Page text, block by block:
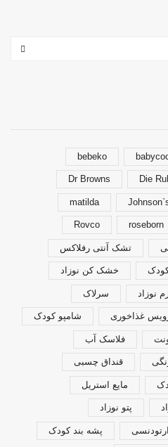
bebeko
Die
Dr Browns
matilda
roseborn
Rovco
تشک آنتی رفلاکس
خشک کن نوزاد
نوزاد سرلاک
غذاخوری شامپو کودک
فلاسک آب
قنداق چسبی
مایع استریل
پتو نوزاد
پشه بند کودک